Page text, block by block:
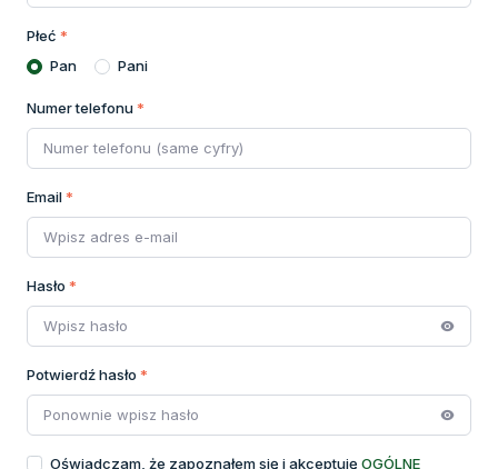
Płeć *
Pan
Pani
Numer telefonu*
Email*
Hasło *
Potwierdź hasło *
Oświadczam, że zapoznałem się i akceptuję OGÓLNE